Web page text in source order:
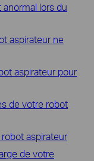
lors du
aspirateur ne
aspirateur pour
de votre robot
aspirateur
de votre